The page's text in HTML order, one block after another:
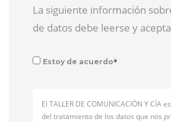
La siguiente información
de datos debe leerse y
Estoy de acuerdo*
El TALLER DE COMUNICACIÓN Y CÍA
del tratamiento de los datos que nos